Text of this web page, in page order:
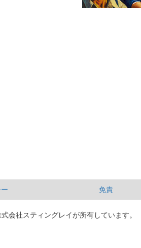
免責
会社スティングレイが所有しています。